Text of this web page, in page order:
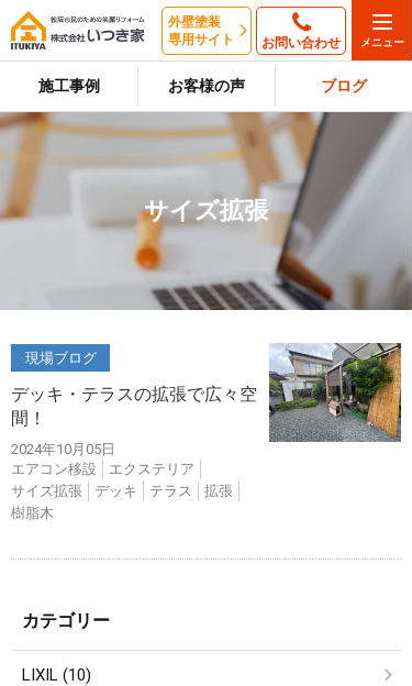
外壁塗装
専用サイト
お問い合わせ
施工事例 お客様の声 ブログ
サイズ拡張
現場ブログ
デッキ・テラスの拡張で広々空
間！
2024年10月05日
エアコン移設
エクステリア
サイズ拡張
デッキ テラス
拡張
樹脂木
カテゴリー
LIXIL (10)